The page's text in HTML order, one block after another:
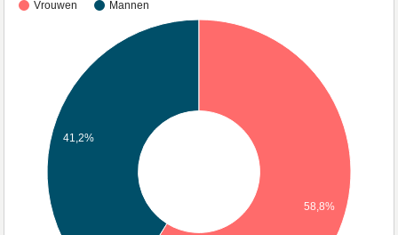
Vrouwen Mannen
41,2%
58,8%